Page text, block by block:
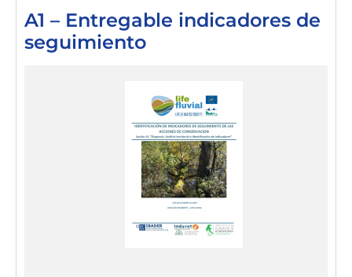
A1 – Entregable indicadores de
seguimiento